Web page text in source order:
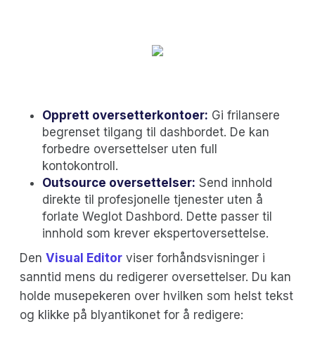
Opprett oversetterkontoer: Gi frilansere
begrenset tilgang til dashbordet. De kan
forbedre oversettelser uten full
kontokontroll.
Outsource oversettelser: Send innhold
direkte til profesjonelle tjenester uten å
forlate Weglot Dashbord. Dette passer til
innhold som krever ekspertoversettelse.
Den Visual Editor viser forhåndsvisninger i
sanntid mens du redigerer oversettelser. Du kan
holde musepekeren over hvilken som helst tekst
og klikke på blyantikonet for å redigere: